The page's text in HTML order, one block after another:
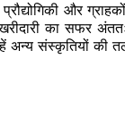
और
का सफर
अन्य संस्कृतियों की